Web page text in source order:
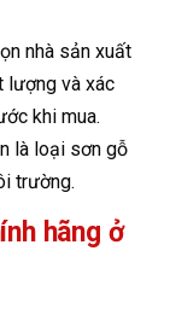
nhà sản xuất
lượng và xác
khi mua.
là loại sơn gỗ
trường.
hãng ở